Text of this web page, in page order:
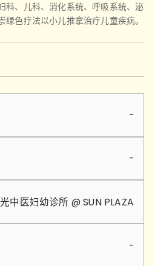
科、儿科、消化系统、呼吸系统、泌
色疗法以小儿推拿治疗儿童疾病。
-
-
中医妇幼诊所 @ SUN PLAZA
-